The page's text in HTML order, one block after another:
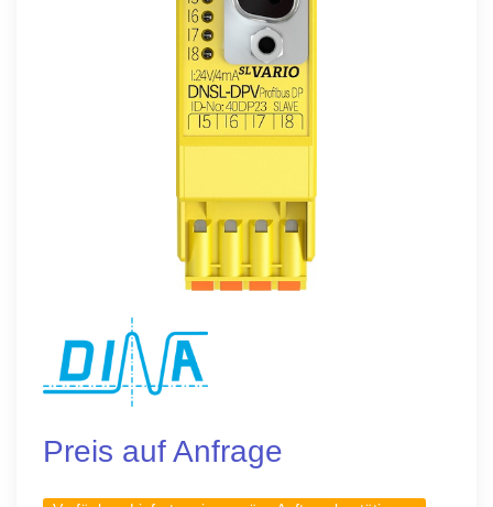
Preis auf Anfrage